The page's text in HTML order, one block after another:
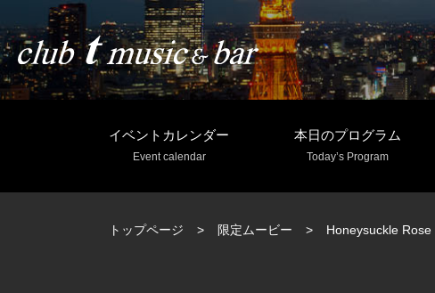
イベントカレンダー
Event calendar
本日のプログラム
Today’s Program
トップページ 限定ムービー Honeysuckle Rose